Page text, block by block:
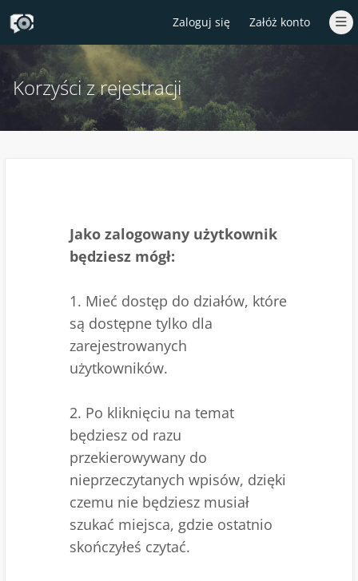
Zaloguj się Załóż konto
Korzyści z rejestracji
Jako zalogowany użytkownik
będziesz mógł:
1. Mieć dostęp do działów, które
są dostępne tylko dla
zarejestrowanych
użytkowników.
2. Po kliknięciu na temat
będziesz od razu
przekierowywany do
nieprzeczytanych wpisów, dzięki
czemu nie będziesz musiał
szukać miejsca, gdzie ostatnio
skończyłeś czytać.